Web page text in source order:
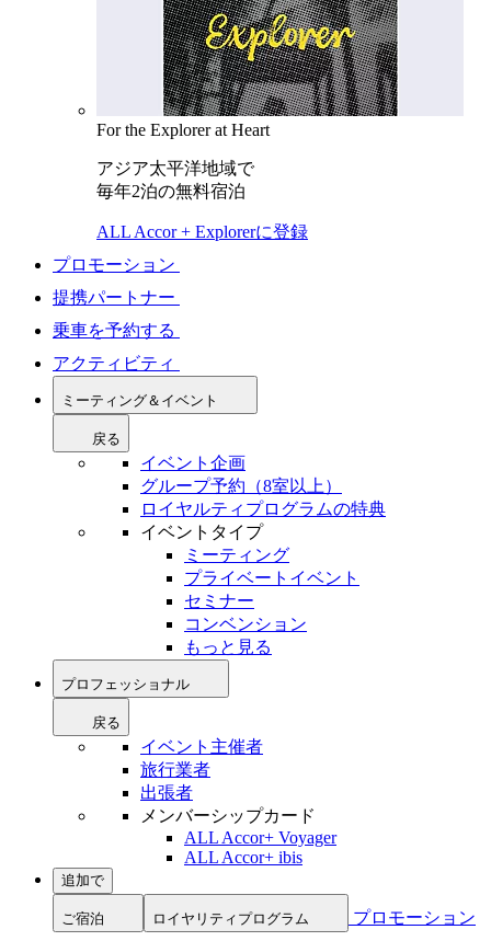
For the Explorer at Heart
アジア太平洋地域で
毎年2泊の無料宿泊
ALL Accor + Explorerに登録
プロモーション
提携パートナー
乗車を予約する
アクティビティ
ミーティング＆イベント
戻る
イベント企画
グループ予約（8室以上）
ロイヤルティプログラムの特典
イベントタイプ
ミーティング
プライベートイベント
セミナー
コンベンション
もっと見る
プロフェッショナル
戻る
イベント主催者
旅行業者
出張者
メンバーシップカード
ALL Accor+ Voyager
ALL Accor+ ibis
追加で
ご宿泊 ロイヤリティプログラム
プロモーション